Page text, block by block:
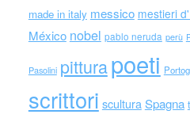
made in italy messico mestieri
México nobel pablo neruda perù
Pasolini pitturapoeti
scrittori sculturaSpagna